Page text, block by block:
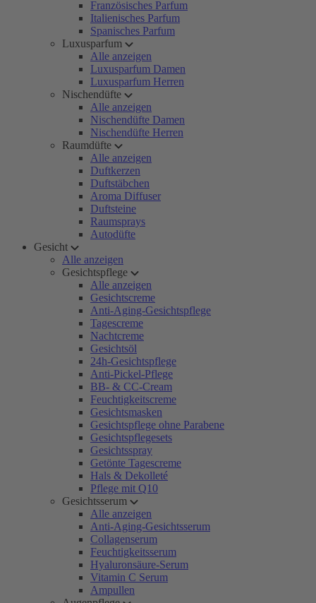
Französisches Parfum
Italienisches Parfum
Spanisches Parfum
Luxusparfum
Alle anzeigen
Luxusparfum Damen
Luxusparfum Herren
Nischendüfte
Alle anzeigen
Nischendüfte Damen
Nischendüfte Herren
Raumdüfte
Alle anzeigen
Duftkerzen
Duftstäbchen
Aroma Diffuser
Duftsteine
Raumsprays
Autodüfte
Gesicht
Alle anzeigen
Gesichtspflege
Alle anzeigen
Gesichtscreme
Anti-Aging-Gesichtspflege
Tagescreme
Nachtcreme
Gesichtsöl
24h-Gesichtspflege
Anti-Pickel-Pflege
BB- & CC-Cream
Feuchtigkeitscreme
Gesichtsmasken
Gesichtspflege ohne Parabene
Gesichtspflegesets
Gesichtsspray
Getönte Tagescreme
Hals & Dekolleté
Pflege mit Q10
Gesichtsserum
Alle anzeigen
Anti-Aging-Gesichtsserum
Collagenserum
Feuchtigkeitsserum
Hyaluronsäure-Serum
Vitamin C Serum
Ampullen